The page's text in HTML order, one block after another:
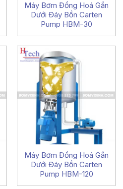
Máy Bơm Đồng Hoá Gắn
Dưới Đáy Bồn Carten
Pump HBM-30
Máy Bơm Đồng Hoá Gắn
Dưới Đáy Bồn Carten
Pump HBM-120